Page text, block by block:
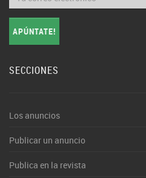
APÚNTATE!
SECCIONES
Los anuncios
Publicar un anuncio
Publica en la revista